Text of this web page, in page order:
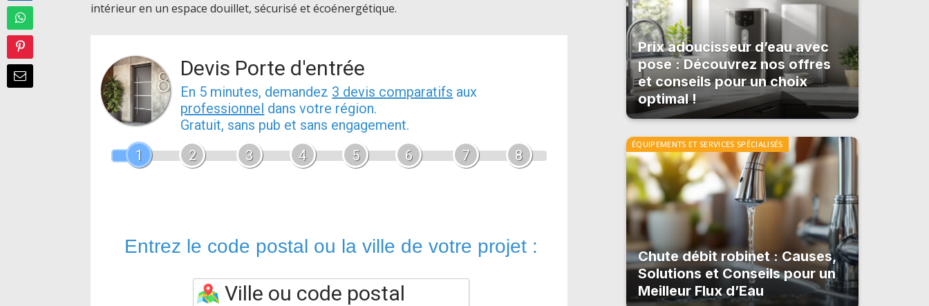
intérieur en un espace douillet, sécurisé et écoénergétique.
Devis Porte d'entrée
En 5 minutes, demandez 3 devis comparatifs aux
professionnel dans votre région.
Gratuit, sans pub et sans engagement.
1
2 3 4 5 6 7 8
Entrez le code postal ou la ville de votre projet :
Prix adoucisseur d’eau avec
pose : Découvrez nos offres
et conseils pour un choix
optimal !
ÉQUIPEMENTS ET SERVICES SPÉCIALISÉS
Chute débit robinet : Causes,
Solutions et Conseils pour un
Meilleur Flux d’Eau